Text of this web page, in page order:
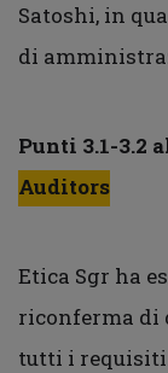
Satoshi, in
di
Punti 3.1-3.2
Auditors
Etica Sgr ha
riconferma di
tutti i